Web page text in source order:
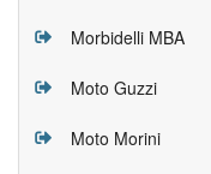
Morbidelli MBA
Moto Guzzi
Moto Morini